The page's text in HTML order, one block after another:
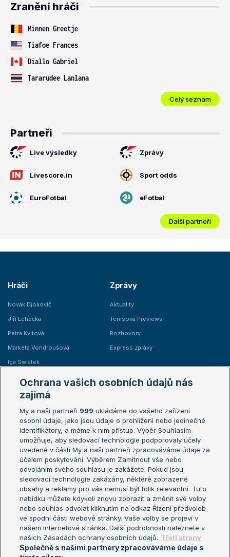
Zranění hráči
Minnen Greetje
Tiafoe Frances
Diallo Gabriel
Tararudee Lanlana
Celý seznam
Partneři
Live výsledky Zprávy
Livescore.in Sport odds
EuroFotbal eFotbal
Další partneři
Hráči
Novak Djokovič
Jiří Lehečka
Petra Kvitová
Markéta Vondroušová
Iga Swiatek
Zprávy
Aktuality
Tenisová Previews
Rozhovory
Express zprávy
Žebříčky
Žebříček ATP (muži)
Žebříček WTA (ženy)
Sázkařský žebříček
Australian Open
French Open
Wimbledon
US Open
Turnaj mistrů
Turnaj mistryň
Aktualní trendy
Fotbalové přestupy
Livesport Daily
LS Prague Open
Ochrana vašich osobních údajů nás
zajímá
My a naši partneři 999 ukládáme do vašeho zařízení
osobní údaje, jako jsou údaje o prohlížení nebo jedinečné
identifikátory, a máme k nim přístup. Výběr Souhlasím
umožňuje, aby sledovací technologie podporovaly účely
uvedené v části My a naši partneři zpracováváme údaje za
účelem poskytování. Výběrem Zamítnout vše nebo
odvoláním svého souhlasu je zakážete. Pokud jsou
sledovací technologie zakázány, některé zobrazené
obsahy a reklamy pro vás nemusí být tolik relevantní. Tuto
nabídku můžete kdykoli znovu zobrazit a změnit své volby
nebo souhlas odvolat kliknutím na odkaz Řízení předvoleb
ve spodní části webové stránky. Vaše volby se projeví v
našem Internetová stránka. Další podrobnosti naleznete v
našich Zásadách ochrany osobních údajů. Třetí strany
Společně s našimi partnery zpracováváme údaje s